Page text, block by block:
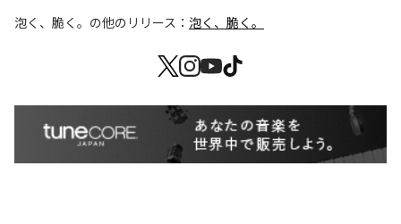
泡く、脆く。 の他のリリース： 泡く、脆く。